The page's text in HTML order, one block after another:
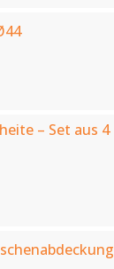
– Set aus 4